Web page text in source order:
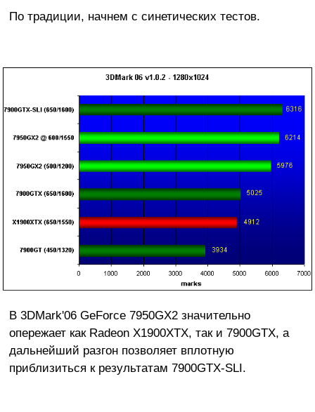
По традиции, начнем с синетических тестов.
В 3DMark'06 GeForce 7950GX2 значительно
опережает как Radeon X1900XTX, так и 7900GTX, а
дальнейший разгон позволяет вплотную
приблизиться к результатам 7900GTX-SLI.